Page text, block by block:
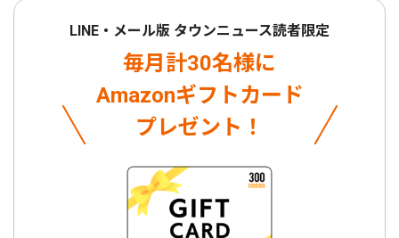
LINE・メール版 タウンニュース読者限定
毎月計30名様に
Amazonギフトカード
プレゼント！